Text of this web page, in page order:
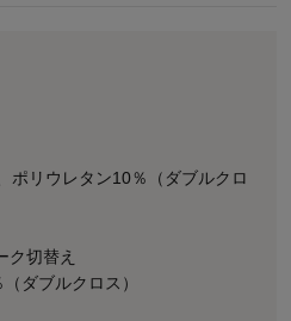
ポリウレタン10％（ダブルクロ
ク切替え
ダブルクロス）